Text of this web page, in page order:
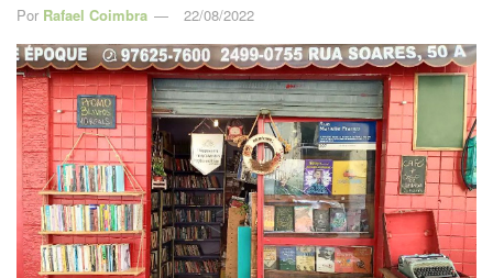
Por Rafael Coimbra 22/08/2022